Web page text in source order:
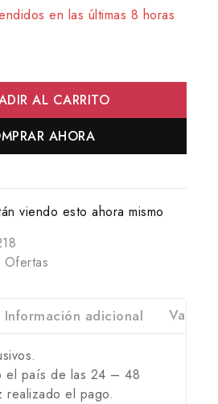
en las últimas 8 horas
AL CARRITO
AHORA
viendo esto ahora mismo
Ofertas
Información adicional
el país de las 24 – 48
realizado el pago.